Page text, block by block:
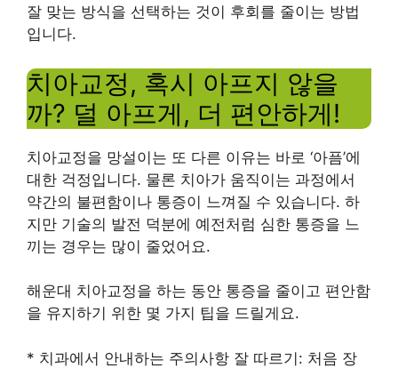
잘 맞는 방식을 선택하는 것이 후회를 줄이는 방법
입니다.
치아교정, 혹시 아프지 않을
까? 덜 아프게, 더 편안하게!
치아교정을 망설이는 또 다른 이유는 바로 ‘아픔’에
대한 걱정입니다. 물론 치아가 움직이는 과정에서
약간의 불편함이나 통증이 느껴질 수 있습니다. 하
지만 기술의 발전 덕분에 예전처럼 심한 통증을 느
끼는 경우는 많이 줄었어요.
해운대 치아교정을 하는 동안 통증을 줄이고 편안함
을 유지하기 위한 몇 가지 팁을 드릴게요.
* 치과에서 안내하는 주의사항 잘 따르기: 처음 장